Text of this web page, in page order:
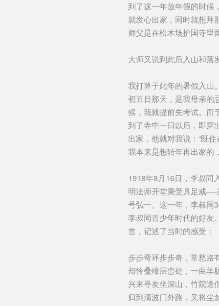
到了这一年放年假的时候
就发心出家，同时就想拜
师父是在松木场护国寺里
大师又说到此后入山和落
我打算于此年的暑假入山
初五日那天，是我母亲的
候，我就提前先考试。而
到了寺中一日以后，即穿
出家，他就对我说：“既
我本来是想转年再出家的
1918年8月16日，李叔同
明法师开堂秉受具足戒
号弘一。这一年，李叔同
李叔同青少年时代的好友
首，记述了当时的感受：
步步弯环步步奇，常愁路
却怜叠嶂层峦处，一曲羊
兴来寻友坐深山，竹院逢
归到清波门外路，又将尘